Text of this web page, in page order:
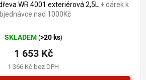
WR 4001 exteriérová 2,5L + dárek k
nad 1000Kč
SKLADEM (>20 ks)
1 366 Kč bez DPH
1 653 Kč